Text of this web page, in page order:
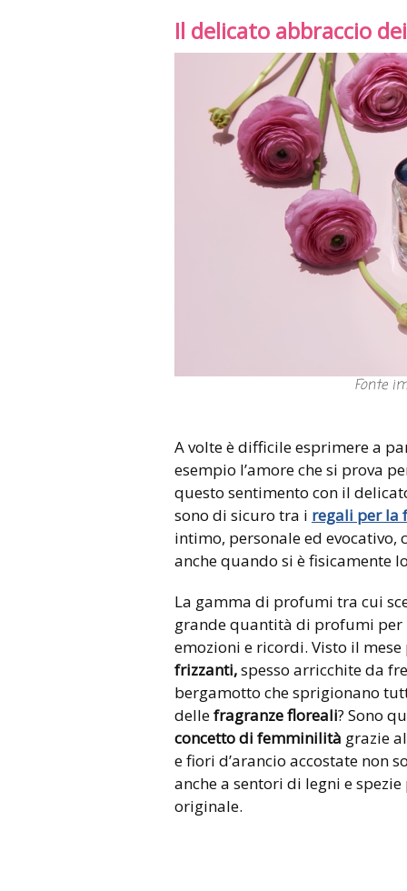
Il delicato abbraccio
Fonte
A volte è difficile esprimere a
esempio l’amore che si prova
questo sentimento con il
sono di sicuro tra i regali per la
intimo, personale ed
anche quando si è fisicamente
La gamma di profumi tra cui
grande quantità di profumi per
emozioni e ricordi. Visto il
frizzanti,spesso arricchite da
bergamotto che sprigionano
dellefragranze floreali? Sono
concetto di femminilità grazie
e fiori d’arancio accostate non
anche a sentori di legni e
originale.